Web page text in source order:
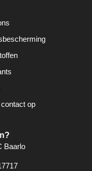
op
Baarlo